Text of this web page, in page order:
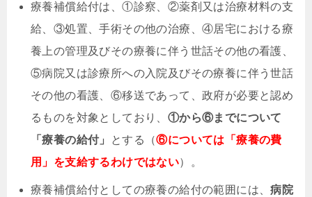
療養補償給付は、①診察、②薬剤又は治療材料の支
給、③処置、手術その他の治療、④居宅における療
養上の管理及びその療養に伴う世話その他の看護、
⑤病院又は診療所への入院及びその療養に伴う世話
その他の看護、⑥移送であって、政府が必要と認め
るものを対象としており、 ①から⑥までについて
「療養の給付」
とする（⑥については「療養の費
用」を支給するわけではない）。
療養補償給付としての療養の給付の範囲には、病院